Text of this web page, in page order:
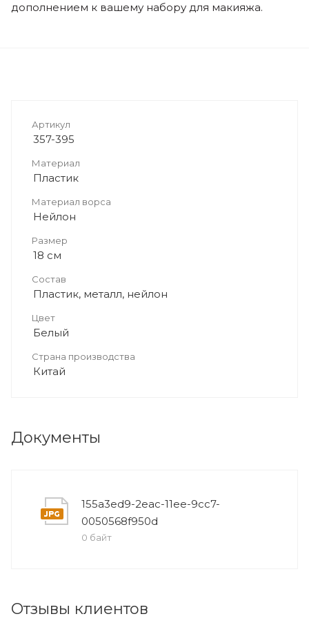
дополнением к вашему набору для макияжа.
Артикул
357-395
Материал
Пластик
Материал ворса
Нейлон
Размер
18 см
Состав
Пластик, металл, нейлон
Цвет
Белый
Страна производства
Китай
Документы
155a3ed9-2eac-11ee-9cc7-
0050568f950d
0 байт
Отзывы клиентов